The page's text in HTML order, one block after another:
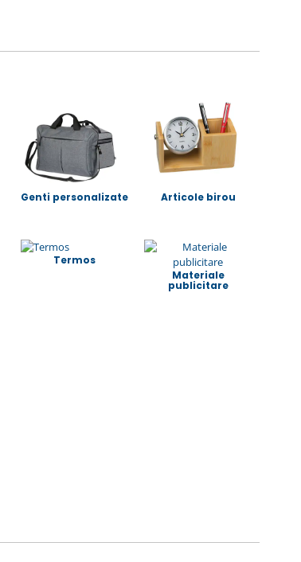
Genti personalizate Articole birou
Termos
Materiale
publicitare